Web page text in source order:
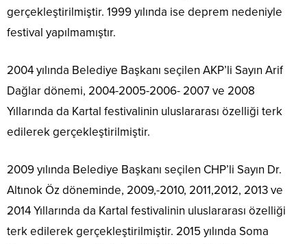
gerçekleştirilmiştir. 1999 yılında ise deprem nedeniyle
festival yapılmamıştır.
2004 yılında Belediye Başkanı seçilen AKP’li Sayın Arif
Dağlar dönemi, 2004-2005-2006- 2007 ve 2008
Yıllarında da Kartal festivalinin uluslararası özelliği terk
edilerek gerçekleştirilmiştir.
2009 yılında Belediye Başkanı seçilen CHP’li Sayın Dr.
Altınok Öz döneminde, 2009,-2010, 2011,2012, 2013 ve
2014 Yıllarında da Kartal festivalinin uluslararası özelliği
terk edilerek gerçekleştirilmiştir. 2015 yılında Soma